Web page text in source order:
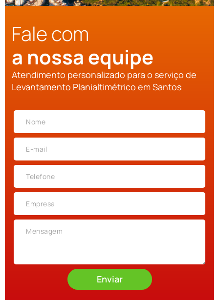
Fale com
a nossa equipe
Atendimento personalizado para o serviço de
Levantamento Planialtimétrico em Santos
Enviar